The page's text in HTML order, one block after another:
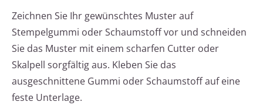
Zeichnen Sie Ihr gewünschtes Muster auf
Stempelgummi oder Schaumstoff vor und schneiden
Sie das Muster mit einem scharfen Cutter oder
Skalpell sorgfältig aus. Kleben Sie das
ausgeschnittene Gummi oder Schaumstoff auf eine
feste Unterlage.